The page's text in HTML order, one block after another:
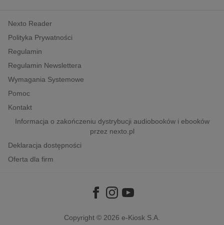
polityka, społeczno-informacyjne
psychologiczne
inne
popularno-naukowe
historia
Nexto Reader
Polityka Prywatności
Regulamin
Regulamin Newslettera
Wymagania Systemowe
Pomoc
Kontakt
Informacja o zakończeniu dystrybucji audiobooków i ebooków
przez nexto.pl
Deklaracja dostępności
Oferta dla firm
Copyright © 2026 e-Kiosk S.A.